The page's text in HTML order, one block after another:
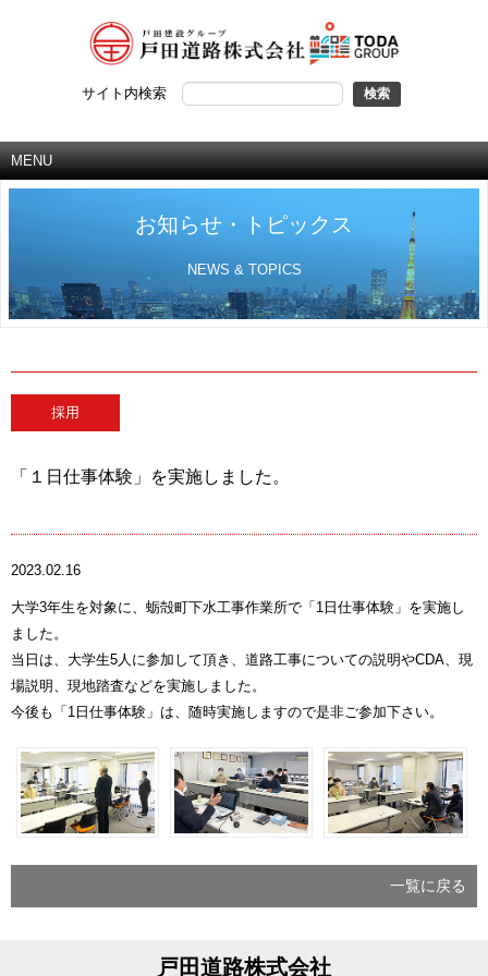
サイト内検索
MENU
お知らせ・トピックス
NEWS & TOPICS
採用
「１日仕事体験」を実施しました。
2023.02.16
大学3年生を対象に、蛎殻町下水工事作業所で「1日仕事体験」を実施し
ました。
当日は、大学生5人に参加して頂き、道路工事についての説明やCDA、現
場説明、現地踏査などを実施しました。
今後も「1日仕事体験」は、随時実施しますので是非ご参加下さい。
一覧に戻る
戸田道路株式会社